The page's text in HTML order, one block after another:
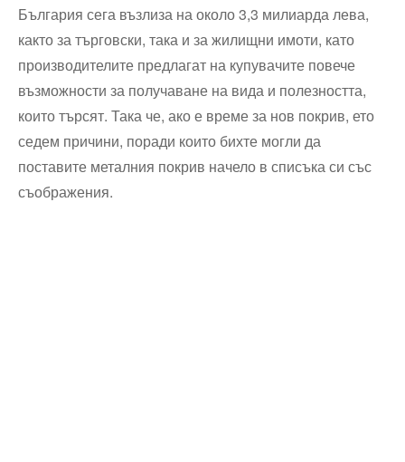
България сега възлиза на около 3,3 милиарда лева,
както за търговски, така и за жилищни имоти, като
производителите предлагат на купувачите повече
възможности за получаване на вида и полезността,
които търсят. Така че, ако е време за нов покрив, ето
седем причини, поради които бихте могли да
поставите металния покрив начело в списъка си със
съображения.